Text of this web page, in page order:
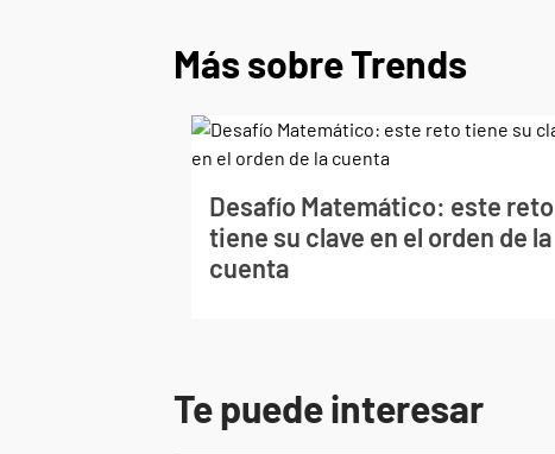
Más sobre Trends
Desafío Matemático: este reto
tiene su clave en el orden de la
cuenta
Te puede interesar